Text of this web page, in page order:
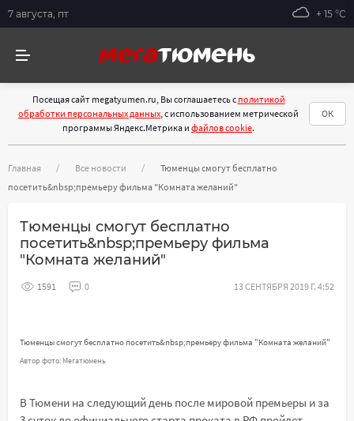
7 августа, пт + 15 °С
Посещая сайт megatyumen.ru, Вы соглашаетесь с политикой
обработки персональных данных, с использованием метрической
программы Яндекс.Метрика и файлов cookie.
ОК
Главная Все новости
Тюменцы смогут бесплатно
посетить&nbsp;премьеру фильма "Комната желаний"
Тюменцы смогут бесплатно
посетить&nbsp;премьеру фильма
"Комната желаний"
1591 0 13 СЕНТЯБРЯ 2019 Г. 4:52
Тюменцы смогут бесплатно посетить&nbsp;премьеру фильма "Комната желаний"
Автор фото: Мегатюмень
В Тюмени на следующий день после мировой премьеры и за